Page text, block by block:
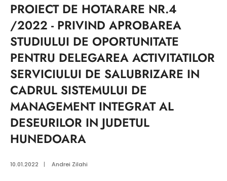
PROIECT DE HOTARARE NR.4
/2022 - PRIVIND APROBAREA
STUDIULUI DE OPORTUNITATE
PENTRU DELEGAREA ACTIVITATILOR
SERVICIULUI DE SALUBRIZARE IN
CADRUL SISTEMULUI DE
MANAGEMENT INTEGRAT AL
DESEURILOR IN JUDETUL
HUNEDOARA
10.01.2022 | Andrei Zilahi